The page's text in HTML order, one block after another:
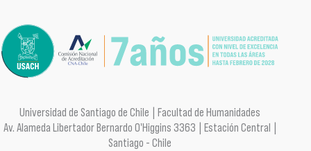
Universidad de Santiago de Chile | Facultad de Humanidades
Av. Alameda Libertador Bernardo O'Higgins 3363 | Estación Central |
Santiago - Chile